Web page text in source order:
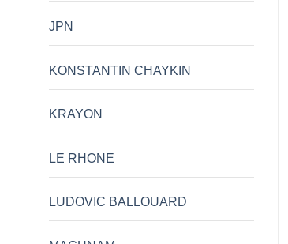
JPN
KONSTANTIN CHAYKIN
KRAYON
LE RHONE
LUDOVIC BALLOUARD